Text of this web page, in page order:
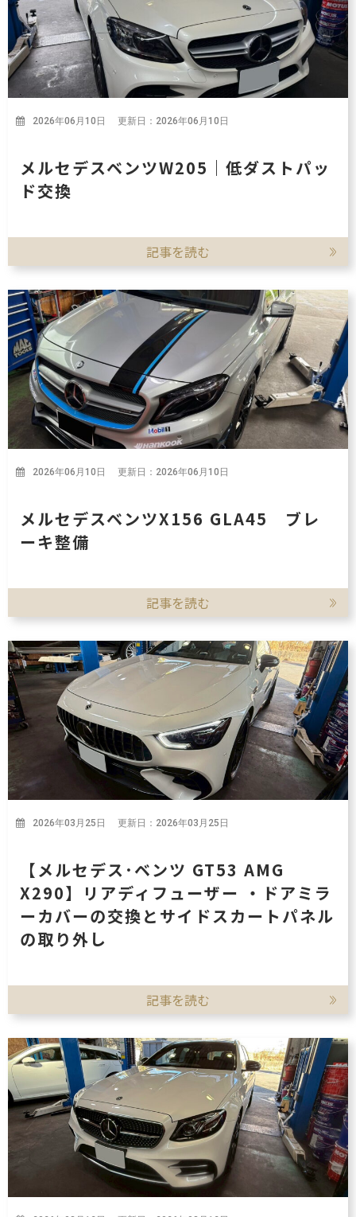
2026年06月10日 更新日：2026年06月10日
メルセデスベンツW205｜低ダストパッ
ド交換
記事を読む
2026年06月10日 更新日：2026年06月10日
メルセデスベンツX156 GLA45 ブレ
ーキ整備
記事を読む
2026年03月25日 更新日：2026年03月25日
【メルセデス･ベンツ GT53 AMG
X290】リアディフューザー ・ドアミラ
ーカバーの交換とサイドスカートパネル
の取り外し
記事を読む